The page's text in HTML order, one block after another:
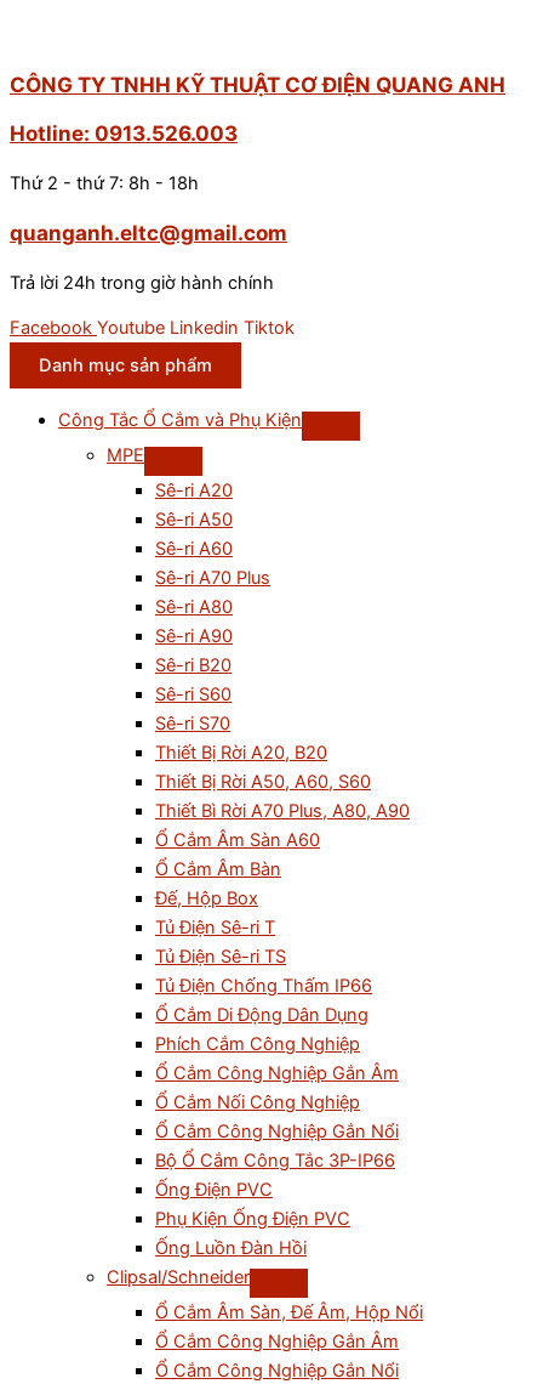
CÔNG TY TNHH KỸ THUẬT CƠ ĐIỆN QUANG ANH
Hotline: 0913.526.003
Thứ 2 - thứ 7: 8h - 18h
quanganh.eltc@gmail.com
Trả lời 24h trong giờ hành chính
Facebook Youtube Linkedin Tiktok
Danh mục sản phẩm
Công Tắc Ổ Cắm và Phụ Kiện
MPE
Sê-ri A20
Sê-ri A50
Sê-ri A60
Sê-ri A70 Plus
Sê-ri A80
Sê-ri A90
Sê-ri B20
Sê-ri S60
Sê-ri S70
Thiết Bị Rời A20, B20
Thiết Bị Rời A50, A60, S60
Thiết Bì Rời A70 Plus, A80, A90
Ổ Cắm Âm Sàn A60
Ổ Cắm Âm Bàn
Đế, Hộp Box
Tủ Điện Sê-ri T
Tủ Điện Sê-ri TS
Tủ Điện Chống Thấm IP66
Ổ Cắm Di Động Dân Dụng
Phích Cắm Công Nghiệp
Ổ Cắm Công Nghiệp Gắn Âm
Ổ Cắm Nối Công Nghiệp
Ổ Cắm Công Nghiệp Gắn Nổi
Bộ Ổ Cắm Công Tắc 3P-IP66
Ống Điện PVC
Phụ Kiện Ống Điện PVC
Ống Luồn Đàn Hồi
Clipsal/Schneider
Ổ Cắm Âm Sàn, Đế Âm, Hộp Nổi
Ổ Cắm Công Nghiệp Gắn Âm
Ổ Cắm Công Nghiệp Gắn Nổi